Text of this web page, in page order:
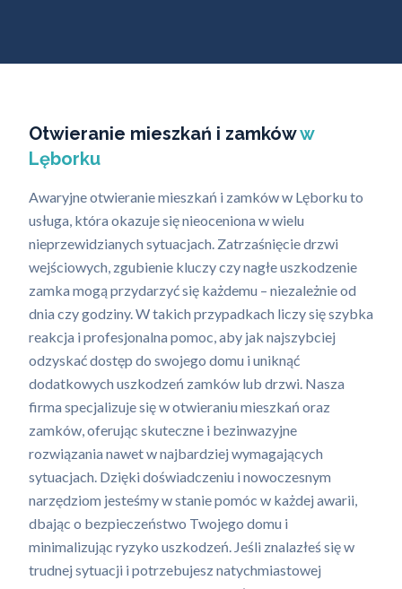
Otwieranie mieszkań i zamkóww
Lęborku
Awaryjne otwieranie mieszkań i zamków w Lęborku to
usługa, która okazuje się nieoceniona w wielu
nieprzewidzianych sytuacjach. Zatrzaśnięcie drzwi
wejściowych, zgubienie kluczy czy nagłe uszkodzenie
zamka mogą przydarzyć się każdemu – niezależnie od
dnia czy godziny. W takich przypadkach liczy się szybka
reakcja i profesjonalna pomoc, aby jak najszybciej
odzyskać dostęp do swojego domu i uniknąć
dodatkowych uszkodzeń zamków lub drzwi. Nasza
firma specjalizuje się w otwieraniu mieszkań oraz
zamków, oferując skuteczne i bezinwazyjne
rozwiązania nawet w najbardziej wymagających
sytuacjach. Dzięki doświadczeniu i nowoczesnym
narzędziom jesteśmy w stanie pomóc w każdej awarii,
dbając o bezpieczeństwo Twojego domu i
minimalizując ryzyko uszkodzeń. Jeśli znalazłeś się w
trudnej sytuacji i potrzebujesz natychmiastowej